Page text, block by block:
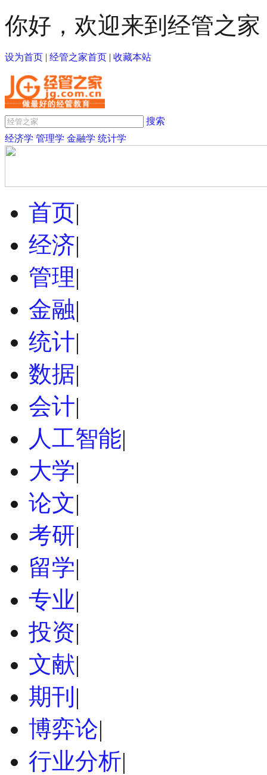
你好，欢迎来到经管之家
设为首页 | 经管之家首页 | 收藏本站
搜索
经济学 管理学 金融学 统计学
首页|
经济|
管理|
金融|
统计|
数据|
会计|
人工智能|
大学|
论文|
考研|
留学|
专业|
投资|
文献|
期刊 |
博弈论|
行业分析|